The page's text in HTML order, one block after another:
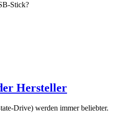
Stick?
Hersteller
Drive) werden immer beliebter.